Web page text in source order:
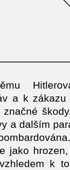
a k
a dalším
jako
k